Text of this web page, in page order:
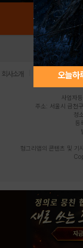
오늘하
회사소개 | 개인
사업자
주소: 서울시 금천
청
등
헝그리앱의 콘텐츠 및 기